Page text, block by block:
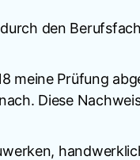
den
meine Prüfung
Diese